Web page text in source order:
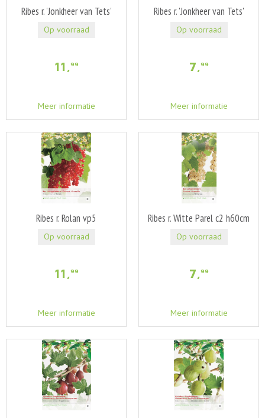
Ribes r. 'Jonkheer van Tets'
11 ,99
Meer informatie
Op voorraad
Ribes r. 'Jonkheer van Tets'
7,99
Meer informatie
Op voorraad
Ribes r. Rolan vp5
11 ,99
Meer informatie
Op voorraad
Ribes r. Witte Parel c2 h60cm
7,99
Meer informatie
Op voorraad